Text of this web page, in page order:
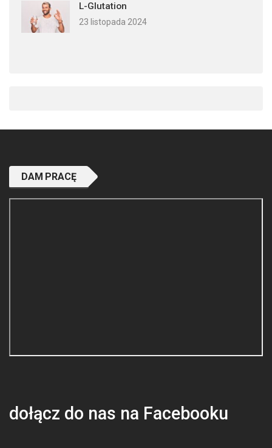
L-Glutation
23 listopada 2024
DAM PRACĘ
dołącz do nas na Facebooku